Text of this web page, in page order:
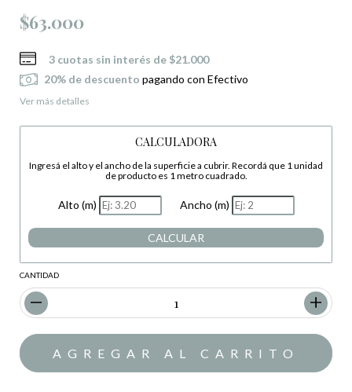
$63.000
3 cuotas sin interés de $21.000
20% de descuento pagando con Efectivo
Ver más detalles
CALCULADORA
Ingresá el alto y el ancho de la superficie a cubrir. Recordá que 1 unidad
de producto es 1 metro cuadrado.
Alto (m) Ancho (m)
CALCULAR
CANTIDAD